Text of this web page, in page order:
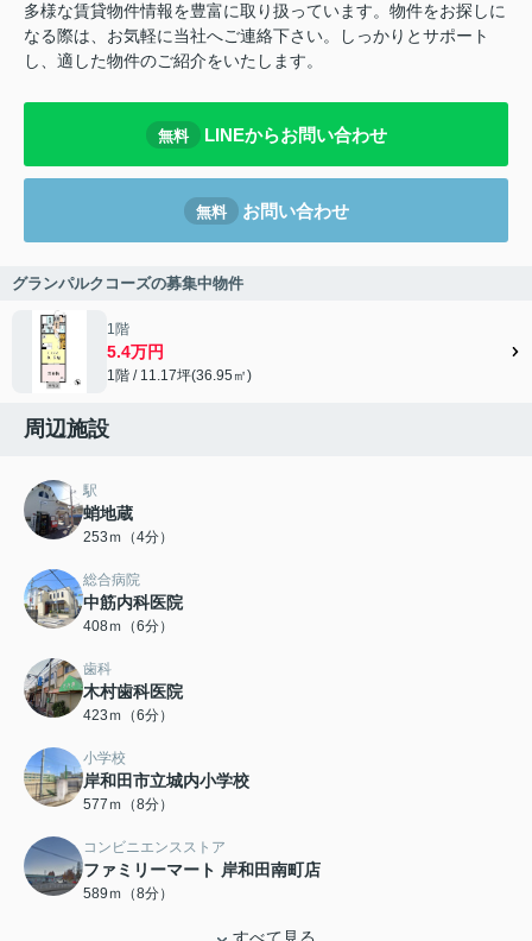
多様な賃貸物件情報を豊富に取り扱っています。物件をお探しに
なる際は、お気軽に当社へご連絡下さい。しっかりとサポート
し、適した物件のご紹介をいたします。
無料 LINEからお問い合わせ
無料 お問い合わせ
グランパルクコーズの募集中物件
1階
5.4万円
1階 / 11.17坪(36.95㎡)
周辺施設
駅
蛸地蔵
253ｍ（4分）
総合病院
中筋内科医院
408ｍ（6分）
歯科
木村歯科医院
423ｍ（6分）
小学校
岸和田市立城内小学校
577ｍ（8分）
コンビニエンスストア
ファミリーマート 岸和田南町店
589ｍ（8分）